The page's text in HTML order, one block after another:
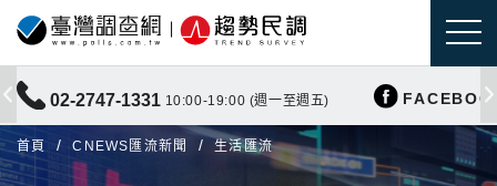
02-2747-1331 10:00-19:00 (週一至週五)
首頁 CNEWS匯流新聞 生活匯流